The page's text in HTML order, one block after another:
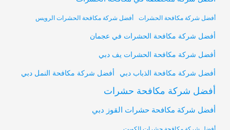
أفضل شركة مكافحة الحشرات أفضل شركة مكافحة الحشرات الرويس
أفضل شركة مكافحة الحشرات في عجمان
أفضل شركة مكافحة الحشرات يف دبي
أفضل شركة مكافحة الذباب دبي أفضل شركة مكافحة النمل دبي
أفضل شركة مكافحة حشرات
أفضل شركة مكافحة حشرات القوز دبي